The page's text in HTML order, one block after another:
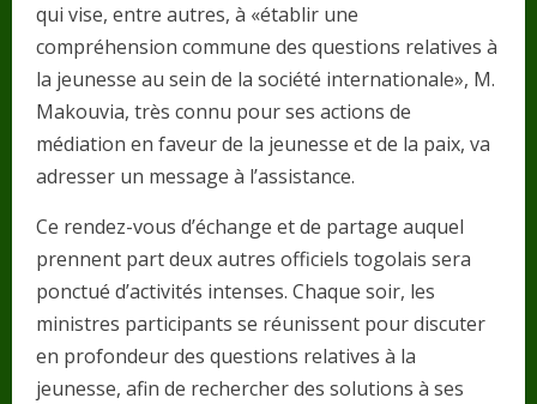
qui vise, entre autres, à «établir une
compréhension commune des questions relatives à
la jeunesse au sein de la société internationale», M.
Makouvia, très connu pour ses actions de
médiation en faveur de la jeunesse et de la paix, va
adresser un message à l’assistance.
Ce rendez-vous d’échange et de partage auquel
prennent part deux autres officiels togolais sera
ponctué d’activités intenses. Chaque soir, les
ministres participants se réunissent pour discuter
en profondeur des questions relatives à la
jeunesse, afin de rechercher des solutions à ses